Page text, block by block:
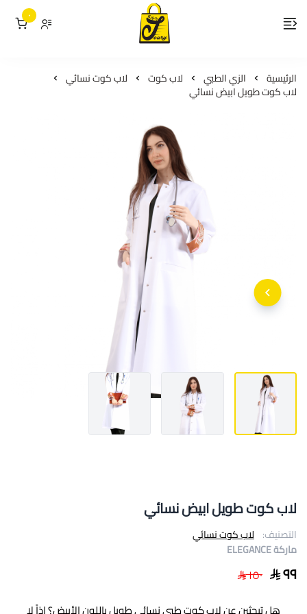
لمسات جوري
٠
الرئيسية الزي الطبي لاب كوت لاب كوت نسائي
لاب كوت طويل ابيض نسائي
لاب كوت طويل ابيض نسائي
التصنيف: لاب كوت نسائي
ماركة ELEGANCE
٩٩ ١٥٠
هل تبحثين عن لاب كوت طبي نسائي طويل باللون الأبيض؟ إذاً لا